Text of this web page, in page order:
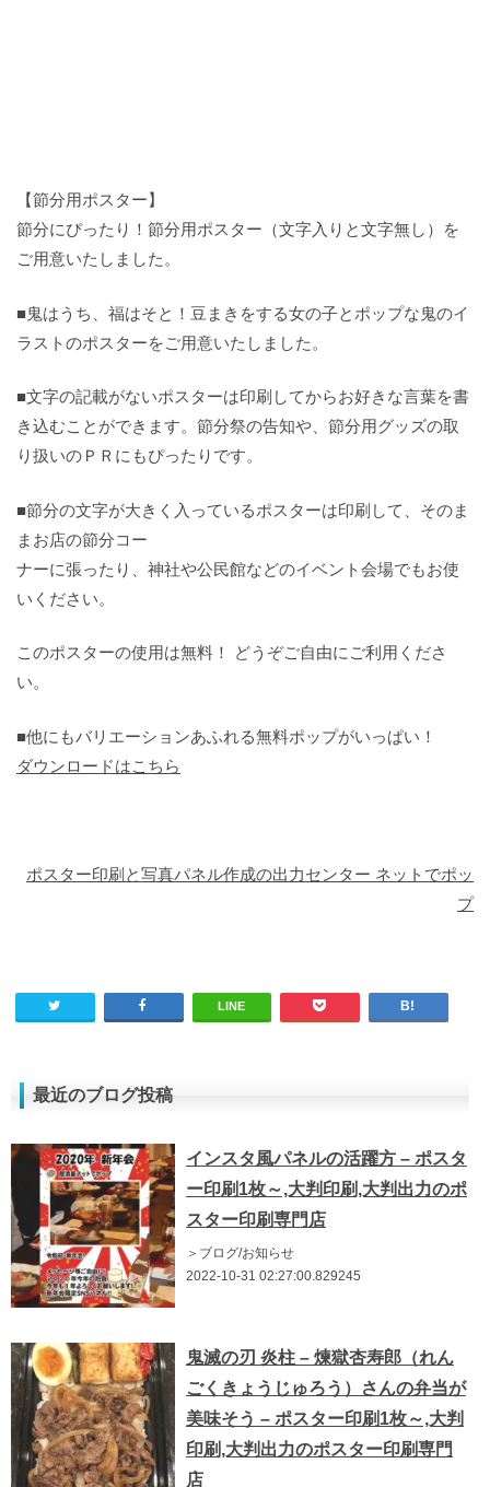
【節分用ポスター】
節分にぴったり！節分用ポスター（文字入りと文字無し）を
ご用意いたしました。
■鬼はうち、福はそと！豆まきをする女の子とポップな鬼のイ
ラストのポスターをご用意いたしました。
■文字の記載がないポスターは印刷してからお好きな言葉を書
き込むことができます。節分祭の告知や、節分用グッズの取
り扱いのＰＲにもぴったりです。
■節分の文字が大きく入っているポスターは印刷して、そのま
まお店の節分コー
ナーに張ったり、神社や公民館などのイベント会場でもお使
いください。
このポスターの使用は無料！ どうぞご自由にご利用くださ
い。
■他にもバリエーションあふれる無料ポップがいっぱい！
ダウンロードはこちら
ポスター印刷と写真パネル作成の出力センター ネットでポッ
プ
LINE
最近のブログ投稿
インスタ風パネルの活躍方 – ポスタ
ー印刷1枚～,大判印刷,大判出力のポ
スター印刷専門店
＞ブログ/お知らせ
2022-10-31 02:27:00.829245
鬼滅の刃 炎柱 – 煉獄杏寿郎（れん
ごくきょうじゅろう）さんの弁当が
美味そう – ポスター印刷1枚～,大判
印刷,大判出力のポスター印刷専門
店